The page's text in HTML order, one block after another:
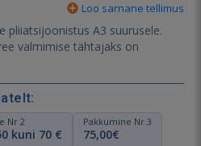
Loo sarnane tellimus
pliiatsijoonistus A3 suurusele.
valmimise tähtajaks on
Nr 2
kuni 70 €
Pakkumine Nr 3
75,00€